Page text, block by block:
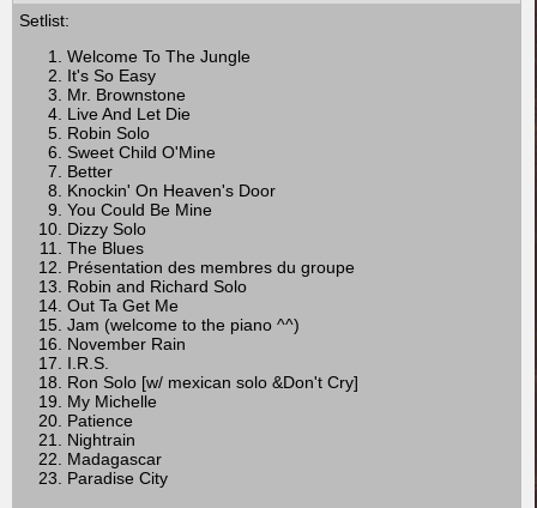
Setlist:
Welcome To The Jungle
It's So Easy
Mr. Brownstone
Live And Let Die
Robin Solo
Sweet Child O'Mine
Better
Knockin' On Heaven's Door
You Could Be Mine
Dizzy Solo
The Blues
Présentation des membres du groupe
Robin and Richard Solo
Out Ta Get Me
Jam (welcome to the piano ^^)
November Rain
I.R.S.
Ron Solo [w/ mexican solo &Don't Cry]
My Michelle
Patience
Nightrain
Madagascar
Paradise City